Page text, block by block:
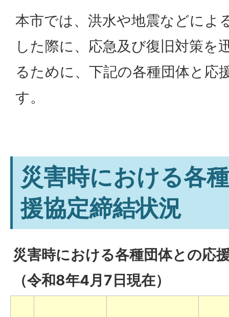
本市では、洪水や地震などによ
した際に、応急及び復旧対策を
るために、下記の各種団体と応
す。
災害時における各
援協定締結状況
災害時における各種団体との応
（令和8年4月7日現在）